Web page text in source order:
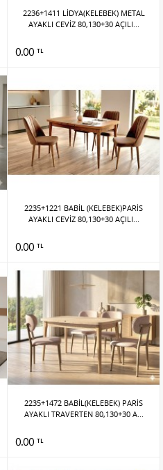
2236+1411 LİDYA(KELEBEK) METAL
AYAKLI CEVİZ 80,130+30 AÇILI...
0.00 TL
2235+1221 BABİL (KELEBEK)PARİS
AYAKLI CEVİZ 80,130+30 AÇILI...
0.00 TL
2235+1472 BABİL(KELEBEK) PARİS
AYAKLI TRAVERTEN 80,130+30 A...
0.00 TL